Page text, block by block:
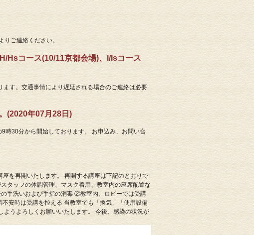
ご連絡ください。
Hsコース(10/11京都会場)、I/Isコース
す。交通事情により遅延される場合のご連絡は必要
(2020年07月28日)
時30分から開始しております。 お申込み、お問い合
を再開いたします。 再開する講座は下記のとおりで
タッフの体調管理、マスク着用、教室内の座席配置な
手洗いおよび手指の消毒 ②教室内、ロビーでは受講
安時は受講を控える 当教室でも「換気」「使用設備
うよろしくお願いいたします。 今後、感染の状況が